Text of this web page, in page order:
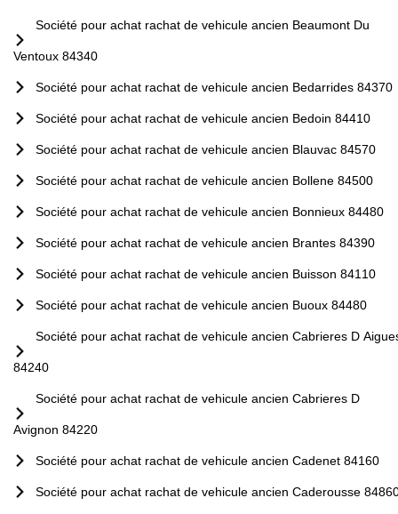
Société pour achat rachat de vehicule ancien Beaumont Du
Ventoux 84340
Société pour achat rachat de vehicule ancien Bedarrides 84370
Société pour achat rachat de vehicule ancien Bedoin 84410
Société pour achat rachat de vehicule ancien Blauvac 84570
Société pour achat rachat de vehicule ancien Bollene 84500
Société pour achat rachat de vehicule ancien Bonnieux 84480
Société pour achat rachat de vehicule ancien Brantes 84390
Société pour achat rachat de vehicule ancien Buisson 84110
Société pour achat rachat de vehicule ancien Buoux 84480
Société pour achat rachat de vehicule ancien Cabrieres D
84240
Société pour achat rachat de vehicule ancien Cabrieres D
Avignon 84220
Société pour achat rachat de vehicule ancien Cadenet 84160
Société pour achat rachat de vehicule ancien Caderousse